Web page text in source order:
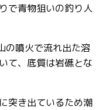
で青物狙いの釣り人
の噴火で流れ出た溶
て、底質は岩礁とな
突き出ているため潮